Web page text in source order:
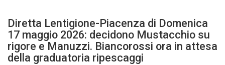
Diretta Lentigione-Piacenza di Domenica
17 maggio 2026: decidono Mustacchio su
rigore e Manuzzi. Biancorossi ora in attesa
della graduatoria ripescaggi